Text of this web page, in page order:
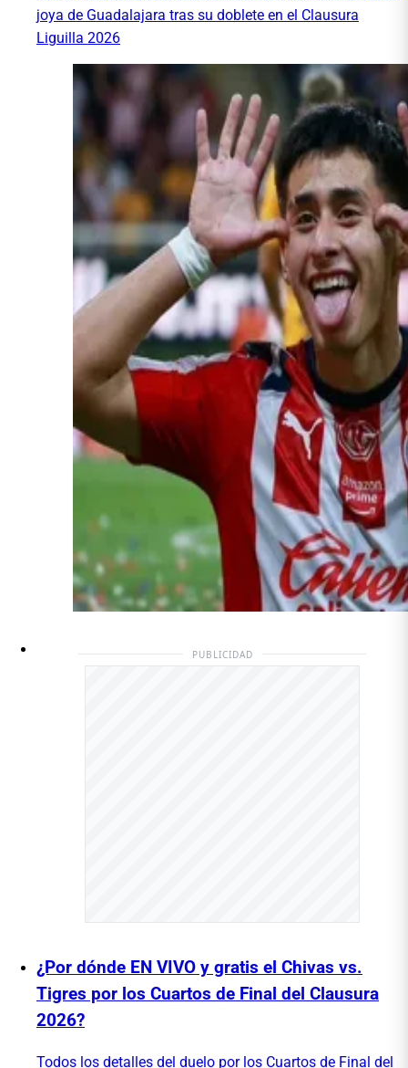
joya de Guadalajara tras su doblete en el Clausura
Liguilla 2026
PUBLICIDAD
¿Por dónde EN VIVO y gratis el Chivas vs.
Tigres por los Cuartos de Final del Clausura
2026?
Todos los detalles del duelo por los Cuartos de Final del